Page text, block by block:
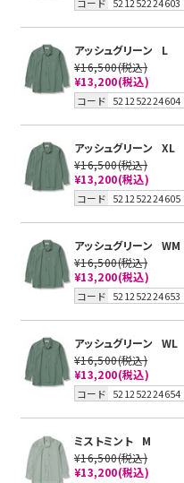
アッシュグリーン
L
¥16,500(税込)
¥13,200(税込)
コード 521252224604
アッシュグリーン XL
¥16,500(税込)
¥13,200(税込)
コード 521252224605
アッシュグリーン WM
¥16,500(税込)
¥13,200(税込)
コード 521252224653
アッシュグリーン WL
¥16,500(税込)
¥13,200(税込)
コード 521252224654
ミストミント
M
¥16,500(税込)
¥13,200(税込)